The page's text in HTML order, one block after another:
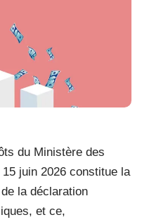
du Ministère des
juin 2026 constitue la
la déclaration
et ce,